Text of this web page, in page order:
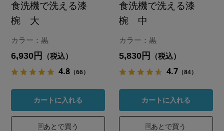
食洗機で洗える漆
椀 大
カラー：黒
6,930円 （税込）
4.8 （66）
カートに入れる
あとで買う
食洗機で洗える漆
椀 中
カラー：黒
5,830円 （税込）
4.7 （84）
カートに入れる
あとで買う